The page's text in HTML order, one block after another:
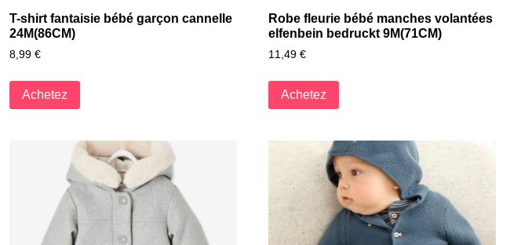
T-shirt fantaisie bébé garçon cannelle
24M(86CM)
8,99 €
Achetez
Robe fleurie bébé manches volantées
elfenbein bedruckt 9M(71CM)
11,49 €
Achetez